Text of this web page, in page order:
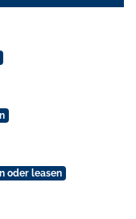
oder leasen